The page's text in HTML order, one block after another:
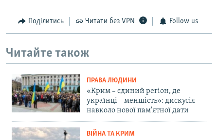
Поділитись Читати без VPN Follow us
Читайте також
ПРАВА ЛЮДИНИ
«Крим – єдиний регіон, де
українці – меншість»: дискусія
навколо нової пам'ятної дати
ВІЙНА ТА КРИМ